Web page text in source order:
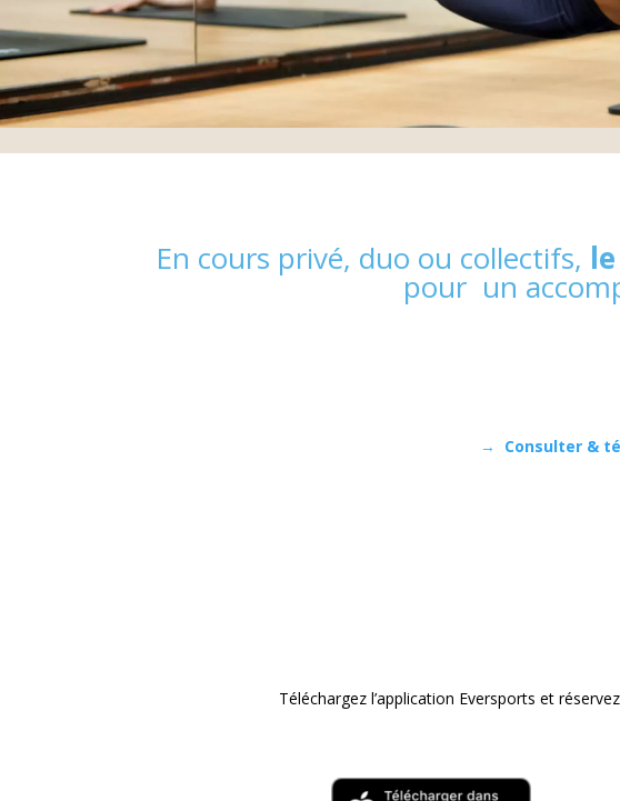
En cours privé, duo ou collectifs,
pour un
→ Consulter &
Téléchargez l’application Eversports et